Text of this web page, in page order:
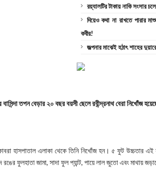
রয়্যালটির টাকায় নাকি সংসার
দিয়েও কথা না রাখতে পারার
কবীর!
জল্পনার মাঝেই হঠাৎ শাহের
তপন বেড়ার ২০ বছর বয়সী ছেলে রবীন্দ্রনাথ বেরা নিখোঁজ
হাসপাতাল এলাকা থেকে তিনি নিখোঁজ হন। ৫ ফুট উচ্চতার
ফুলহাতা জামা, সাদা ফুল প্যান্ট, পায়ে লাল জুতো এবং মাথায়